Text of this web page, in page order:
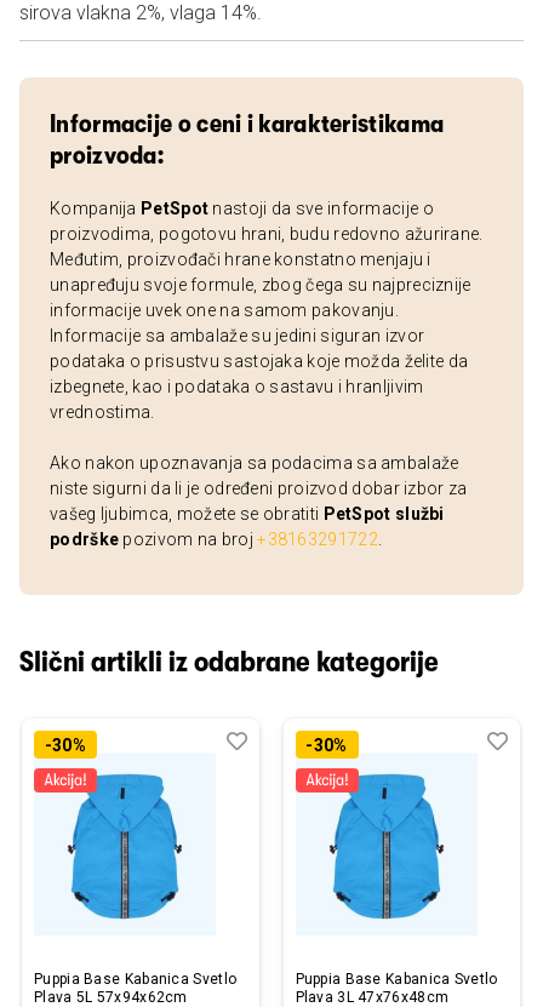
sirova vlakna 2%, vlaga 14%.
Informacije o ceni i karakteristikama
proizvoda:
Kompanija PetSpot nastoji da sve informacije o
proizvodima, pogotovu hrani, budu redovno ažurirane.
Međutim, proizvođači hrane konstatno menjaju i
unapređuju svoje formule, zbog čega su najpreciznije
informacije uvek one na samom pakovanju.
Informacije sa ambalaže su jedini siguran izvor
podataka o prisustvu sastojaka koje možda želite da
izbegnete, kao i podataka o sastavu i hranljivim
vrednostima.
Ako nakon upoznavanja sa podacima sa ambalaže
niste sigurni da li je određeni proizvod dobar izbor za
vašeg ljubimca, možete se obratiti PetSpot službi
podrške pozivom na broj+38163291722
Slični artikli iz odabrane kategorije
-30%
Puppia Base Kabanica Svetlo
Plava 5L 57x94x62cm
Dodaj
Uporedi-30%
Puppia Base Kabanica Svetlo
Plava 3L 47x76x48cm